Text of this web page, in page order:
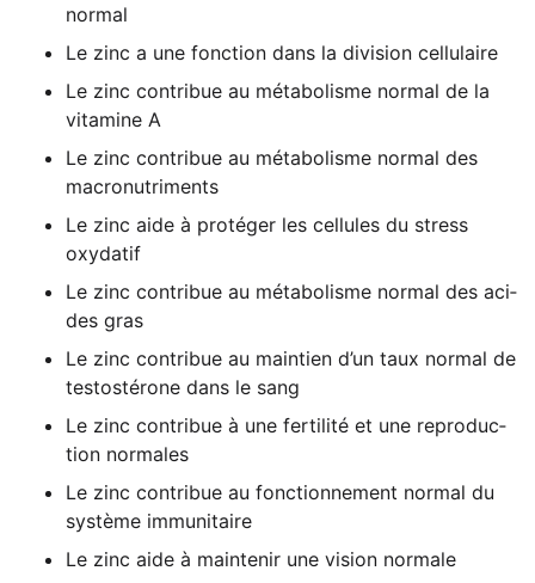
normal
Le zinc a une fon­c­tion dans la divi­si­on cellulaire
Le zinc con­tri­bue au méta­bo­lis­me nor­mal de la
vit­ami­ne A
Le zinc con­tri­bue au méta­bo­lis­me nor­mal des
macronutriments
Le zinc aide à pro­té­ger les cel­lu­les du stress
oxydatif
Le zinc con­tri­bue au méta­bo­lis­me nor­mal des aci­
des gras
Le zinc con­tri­bue au main­ti­en d’un taux nor­mal de
tes­to­sté­ro­ne dans le sang
Le zinc con­tri­bue à une fer­ti­li­té et une repro­duc­
tion normales
Le zinc con­tri­bue au fon­c­tion­ne­ment nor­mal du
sys­tème immunitaire
Le zinc aide à main­te­nir une visi­on normale